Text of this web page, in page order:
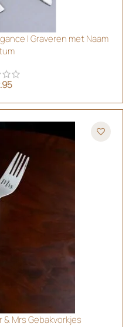
| Graveren met Naam
Mrs Gebakvorkjes